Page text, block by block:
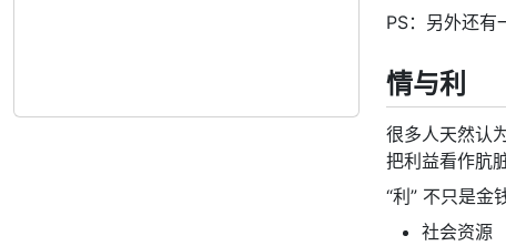
PS：另外还有
情与利
很多人天然认
把利益看作肮
“利” 不只是金
社会资源